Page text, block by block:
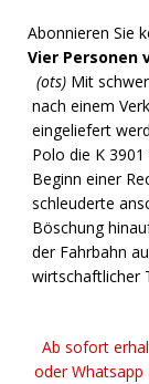
Abonnieren Sie
Vier Personen
(ots) Mit
nach einem
eingeliefert
Polo die K
Beginn einer
schleuderte
Böschung
der Fahrbahn
wirtschaftlicher
Ab sofort
oder